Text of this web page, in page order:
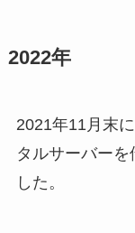
2022年
2021年11月末
タルサーバー
した。